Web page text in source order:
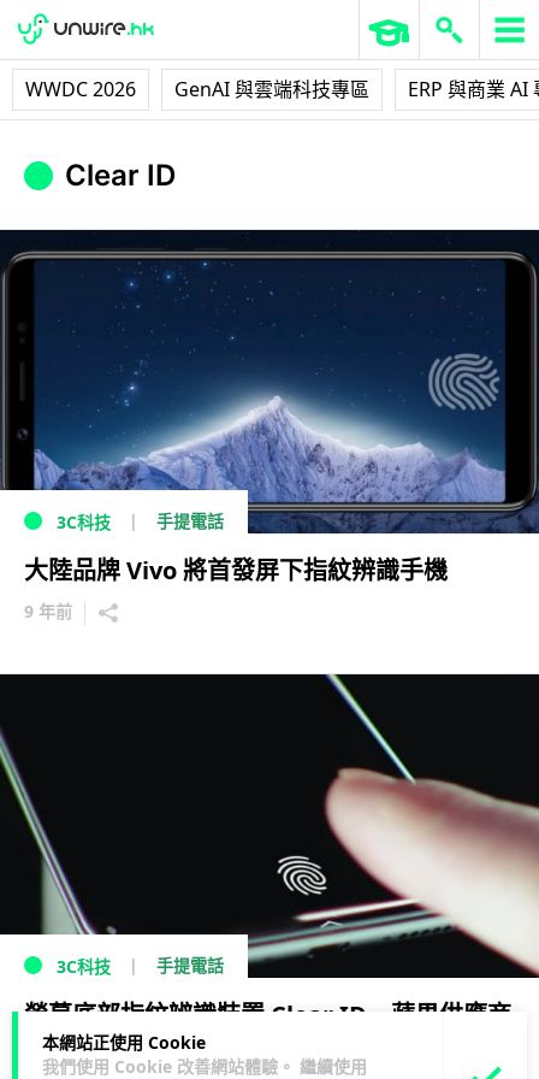
WWDC 2026 GenAI 與雲端科技專區 ERP 與商業 AI
本網站正使用 Cookie
我們使用 Cookie 改善網站體驗。 繼續使用
Clear ID
3C科技 手提電話
大陸品牌 Vivo 將首發屏下指紋辨識手機
9 年前
3C科技 手提電話
熒幕底部指紋辨識裝置 Clear ID 蘋果供應商
成功開發